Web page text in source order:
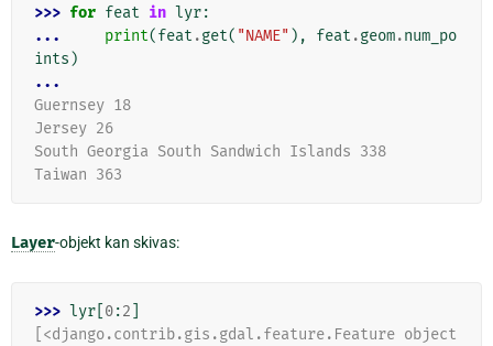
>>> for feat in lyr:
...
print(feat .get( "NAME" ), feat .geom.num_po
ints )
...
Guernsey 18
Jersey 26
South Georgia South Sandwich Islands 338
Taiwan 363
Layer-objekt kan skivas:
>>> lyr 0:2
[<django.contrib.gis.gdal.feature.Feature object